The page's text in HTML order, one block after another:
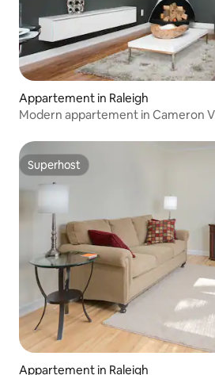
Appartement in Raleigh
Modern appartement in Cameron
Superhost
Superhost
Appartement in Raleigh